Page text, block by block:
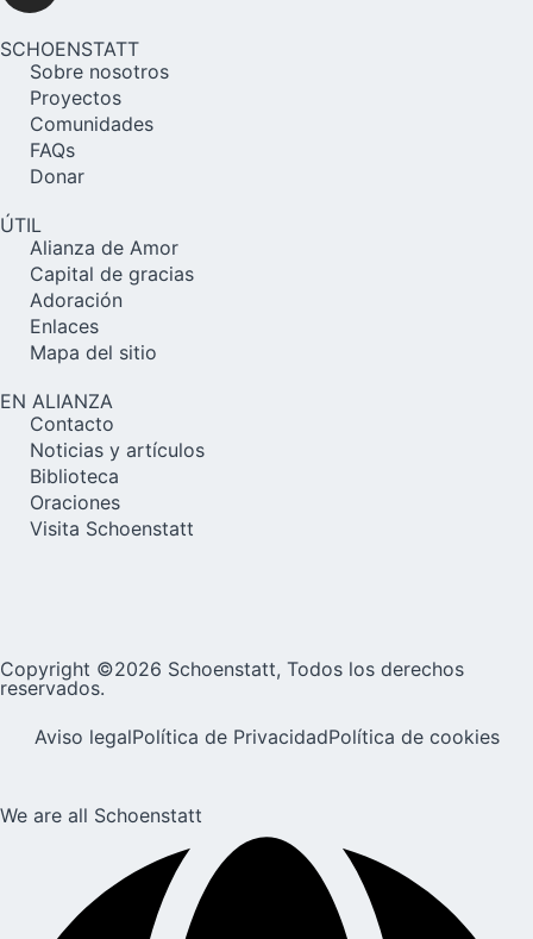
SCHOENSTATT
Sobre nosotros
Proyectos
Comunidades
FAQs
Donar
ÚTIL
Alianza de Amor
Capital de gracias
Adoración
Enlaces
Mapa del sitio
EN ALIANZA
Contacto
Noticias y artículos
Biblioteca
Oraciones
Visita Schoenstatt
Copyright ©2026 Schoenstatt, Todos los derechos
reservados.
Aviso legalPolítica de PrivacidadPolítica de cookies
We are all Schoenstatt